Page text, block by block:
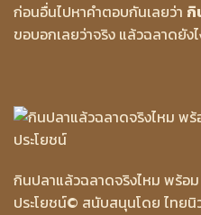
ก่อนอื่นไปหาคำตอบกันเลยว่า กิ
ขอบอกเลยว่าจริง แล้วฉลาดยัง
กินปลาแล้วฉลาดจริงไหม พร้อ
ประโยชน์© สนับสนุนโดย ไทยนิ